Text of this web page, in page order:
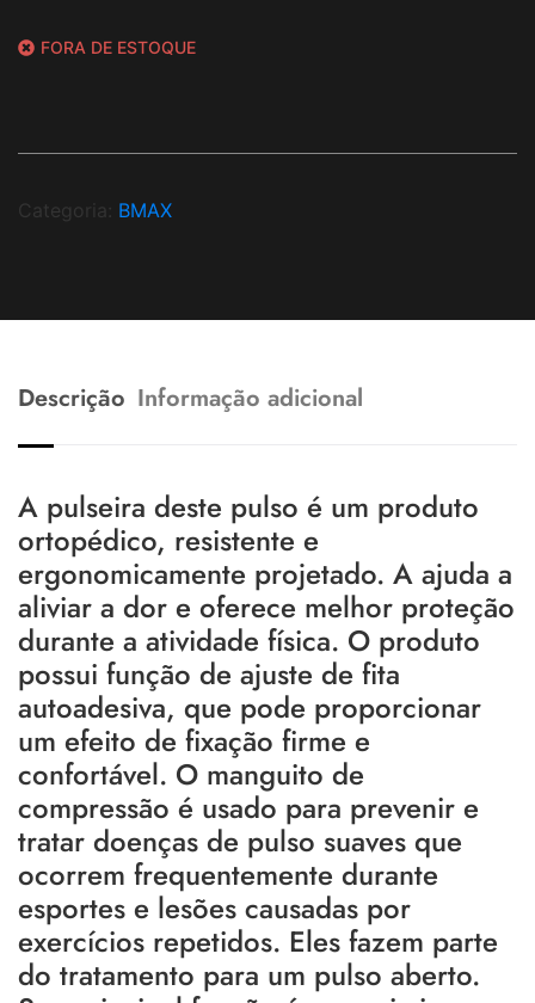
FORA DE ESTOQUE
Categoria: BMAX
Descrição Informação adicional
A pulseira deste pulso é um produto
ortopédico, resistente e
ergonomicamente projetado. A ajuda a
aliviar a dor e oferece melhor proteção
durante a atividade física. O produto
possui função de ajuste de fita
autoadesiva, que pode proporcionar
um efeito de fixação firme e
confortável. O manguito de
compressão é usado para prevenir e
tratar doenças de pulso suaves que
ocorrem frequentemente durante
esportes e lesões causadas por
exercícios repetidos. Eles fazem parte
do tratamento para um pulso aberto.